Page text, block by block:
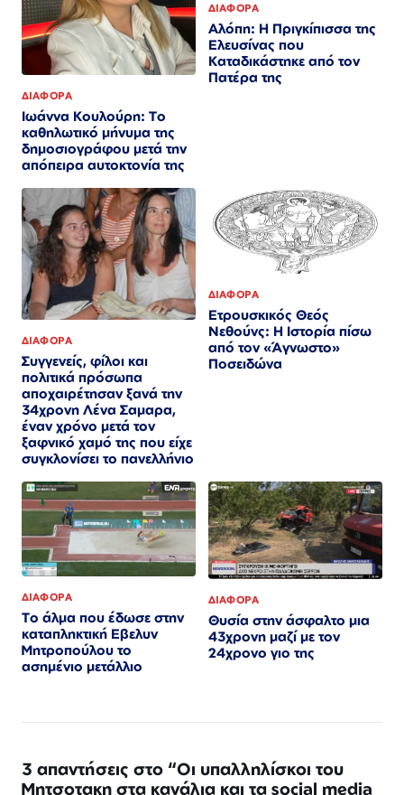
ΔΙΑΦΟΡΑ
Ιωάννα Κουλούρη: Το
καθηλωτικό μήνυμα της
δημοσιογράφου μετά την
απόπειρα αυτοκτονία της
ΔΙΑΦΟΡΑ
Αλόπη: Η Πριγκίπισσα της
Ελευσίνας που
Καταδικάστηκε από τον
Πατέρα της
ΔΙΑΦΟΡΑ
Συγγενείς, φίλοι και
πολιτικά πρόσωπα
αποχαιρέτησαν ξανά την
34χρονη Λένα Σαμαρα,
έναν χρόνο μετά τον
ξαφνικό χαμό της που είχε
συγκλονίσει το πανελλήνιο
ΔΙΑΦΟΡΑ
Ετρουσκικός Θεός
Νεθούνς: Η Ιστορία πίσω
από τον «Άγνωστο»
Ποσειδώνα
ΔΙΑΦΟΡΑ
Το άλμα που έδωσε στην
καταπληκτική Εβελυν
Μητροπούλου το
ασημένιο μετάλλιο
ΔΙΑΦΟΡΑ
Θυσία στην άσφαλτο μια
43χρονη μαζί με τον
24χρονο γιο της
3 απαντήσεις στο “Οι υπαλληλίσκοι του
Μητσοτακη στα κανάλια και τα social media